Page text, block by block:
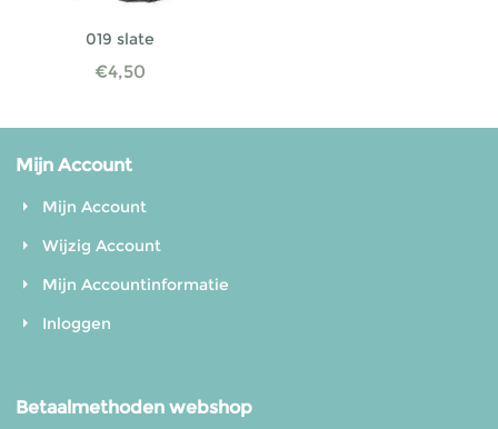
019 slate
€4,50
Mijn Account
Mijn Account
Wijzig Account
Mijn Accountinformatie
Inloggen
Betaalmethoden webshop